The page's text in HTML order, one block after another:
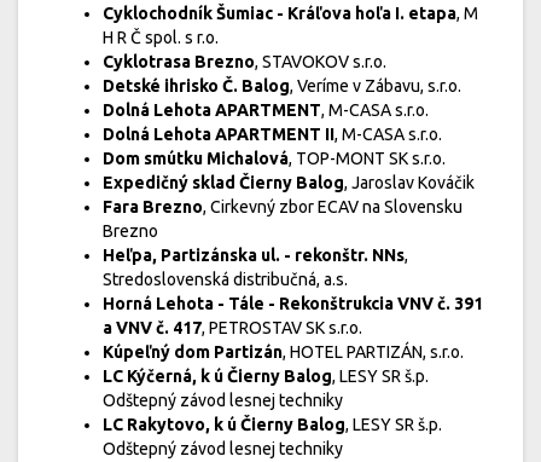
Cyklochodník Šumiac - Kráľova hoľa I. etapa, M
H R Č spol. s r.o.
Cyklotrasa Brezno, STAVOKOV s.r.o.
Detské ihrisko Č. Balog, Veríme v Zábavu, s.r.o.
Dolná Lehota APARTMENT, M-CASA s.r.o.
Dolná Lehota APARTMENT II, M-CASA s.r.o.
Dom smútku Michalová, TOP-MONT SK s.r.o.
Expedičný sklad Čierny Balog, Jaroslav Kováčik
Fara Brezno, Cirkevný zbor ECAV na Slovensku
Brezno
Heľpa, Partizánska ul. - rekonštr. NNs,
Stredoslovenská distribučná, a.s.
Horná Lehota - Tále - Rekonštrukcia VNV č. 391
a VNV č. 417, PETROSTAV SK s.r.o.
Kúpeľný dom Partizán, HOTEL PARTIZÁN, s.r.o.
LC Kýčerná, k ú Čierny Balog, LESY SR š.p.
Odštepný závod lesnej techniky
LC Rakytovo, k ú Čierny Balog, LESY SR š.p.
Odštepný závod lesnej techniky